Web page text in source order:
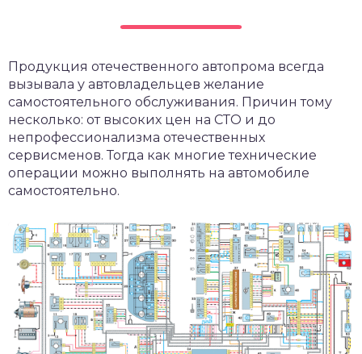
Продукция отечественного автопрома всегда
вызывала у автовладельцев желание
самостоятельного обслуживания. Причин тому
несколько: от высоких цен на СТО и до
непрофессионализма отечественных
сервисменов. Тогда как многие технические
операции можно выполнять на автомобиле
самостоятельно.